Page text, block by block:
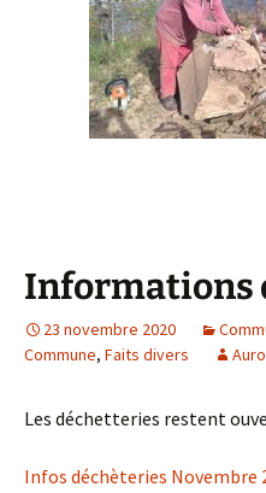
Informations
23 novembre 2020
Commune, Faits divers
Les déchetteries restent
Infos déchèteries Novembre